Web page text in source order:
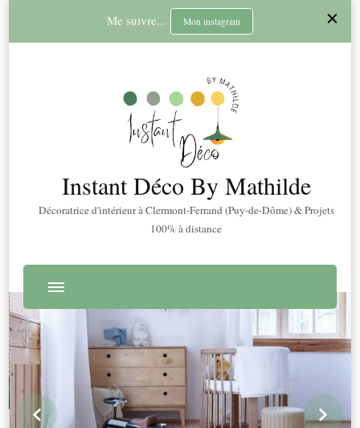
Me suivre... Mon instagram
Instant Déco By Mathilde
Décoratrice d'intérieur à Clermont-Ferrand (Puy-de-Dôme) & Projets
100% à distance
prev